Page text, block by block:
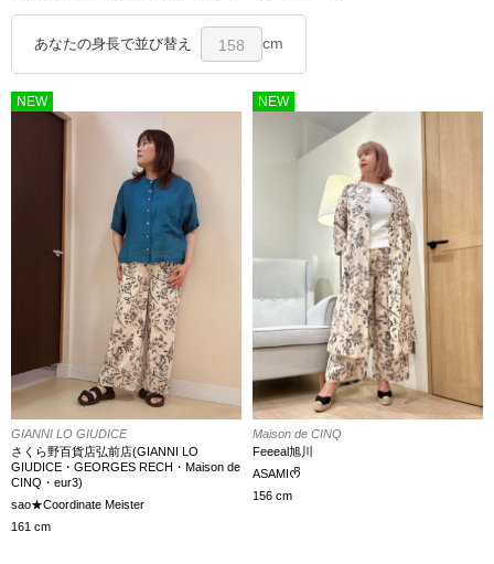
あなたの身長で並び替え 158 cm
NEW
GIANNI LO GIUDICE
さくら野百貨店弘前店(GIANNI LO
GIUDICE・GEORGES RECH・Maison de
CINQ・eur3)
sao★Coordinate Meister
161 cm
NEW
Maison de CINQ
Feeeal旭川
ASAMIᰔᩚ
156 cm